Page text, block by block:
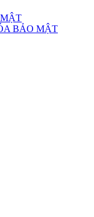
BẢO MẬT